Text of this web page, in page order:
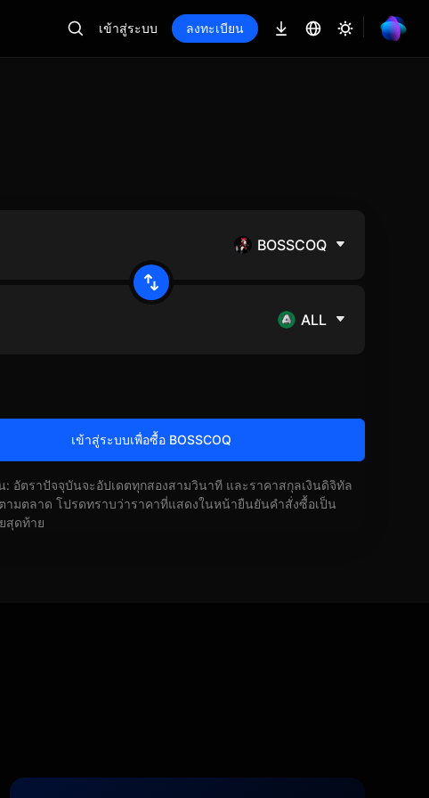
เข้าสู่ระบบ ลงทะเบียน
BOSSCOQ
ALL
เข้าสู่ระบบเพื่อซื้อ BOSSCOQ
: อัตราปัจจุบันจะอัปเดตทุกสองสามวินาที และราคาสกุลเงินดิจิทัล
ามตลาด โปรดทราบว่าราคาที่แสดงในหน้ายืนยันคำสั่งซื้อเป็น
สุดท้าย